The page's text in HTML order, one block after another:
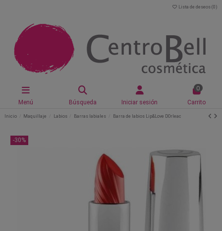
Lista de deseos (0 )
Menú Búsqueda Iniciar sesión
0
Carrito
Inicio Maquillaje Labios Barras labiales Barra de labios Lip&Love DOrleac
-30%